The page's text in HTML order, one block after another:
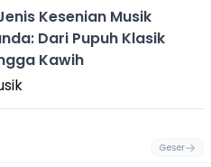
Kesenian Musik
Dari Pupuh Klasik
Kawih
Geser